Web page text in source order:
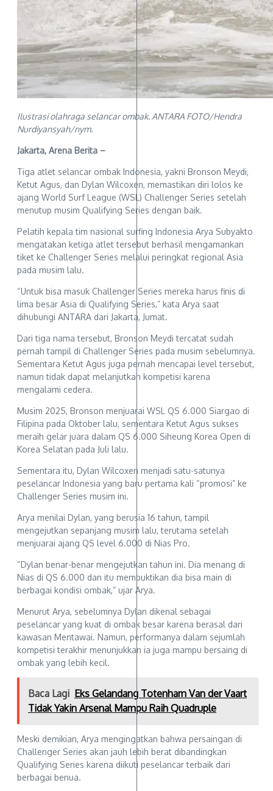
Ilustrasi olahraga selancar ombak. ANTARA FOTO/Hendra
Nurdiyansyah/nym.
Jakarta, Arena Berita –
Tiga atlet selancar ombak Indonesia, yakni Bronson Meydi,
Ketut Agus, dan Dylan Wilcoxen, memastikan diri lolos ke
ajang World Surf League (WSL) Challenger Series setelah
menutup musim Qualifying Series dengan baik.
Pelatih kepala tim nasional surfing Indonesia Arya Subyakto
mengatakan ketiga atlet tersebut berhasil mengamankan
tiket ke Challenger Series melalui peringkat regional Asia
pada musim lalu.
“Untuk bisa masuk Challenger Series mereka harus finis di
lima besar Asia di Qualifying Series,” kata Arya saat
dihubungi ANTARA dari Jakarta, Jumat.
Dari tiga nama tersebut, Bronson Meydi tercatat sudah
pernah tampil di Challenger Series pada musim sebelumnya.
Sementara Ketut Agus juga pernah mencapai level tersebut,
namun tidak dapat melanjutkan kompetisi karena
mengalami cedera.
Musim 2025, Bronson menjuarai WSL QS 6.000 Siargao di
Filipina pada Oktober lalu, sementara Ketut Agus sukses
meraih gelar juara dalam QS 6.000 Siheung Korea Open di
Korea Selatan pada Juli lalu.
Sementara itu, Dylan Wilcoxen menjadi satu-satunya
peselancar Indonesia yang baru pertama kali “promosi” ke
Challenger Series musim ini.
Arya menilai Dylan, yang berusia 16 tahun, tampil
mengejutkan sepanjang musim lalu, terutama setelah
menjuarai ajang QS level 6.000 di Nias Pro.
“Dylan benar-benar mengejutkan tahun ini. Dia menang di
Nias di QS 6.000 dan itu membuktikan dia bisa main di
berbagai kondisi ombak,” ujar Arya.
Menurut Arya, sebelumnya Dylan dikenal sebagai
peselancar yang kuat di ombak besar karena berasal dari
kawasan Mentawai. Namun, performanya dalam sejumlah
kompetisi terakhir menunjukkan ia juga mampu bersaing di
ombak yang lebih kecil.
Baca Lagi Eks Gelandang Totenham Van der Vaart
Tidak Yakin Arsenal Mampu Raih Quadruple
Meski demikian, Arya mengingatkan bahwa persaingan di
Challenger Series akan jauh lebih berat dibandingkan
Qualifying Series karena diikuti peselancar terbaik dari
berbagai benua.